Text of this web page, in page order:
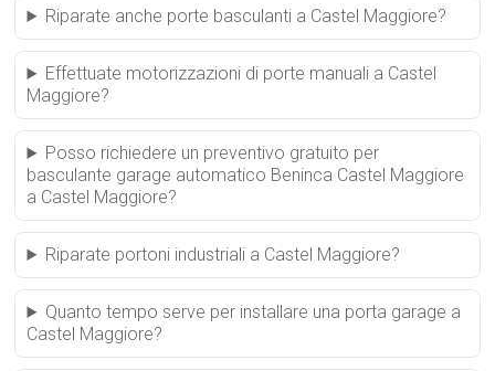
Riparate anche porte basculanti a Castel Maggiore?
Effettuate motorizzazioni di porte manuali a Castel
Maggiore?
Posso richiedere un preventivo gratuito per
basculante garage automatico Beninca Castel Maggiore
a Castel Maggiore?
Riparate portoni industriali a Castel Maggiore?
Quanto tempo serve per installare una porta garage a
Castel Maggiore?